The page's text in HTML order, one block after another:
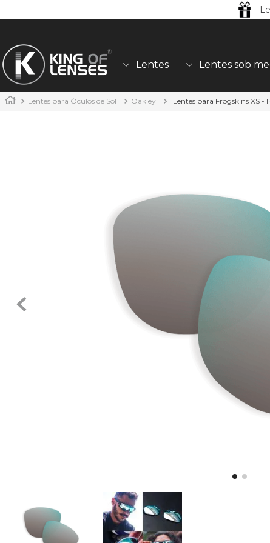
Lentes Lentes sob
Lentes para Óculos de Sol Oakley Lentes para Frogskins XS -